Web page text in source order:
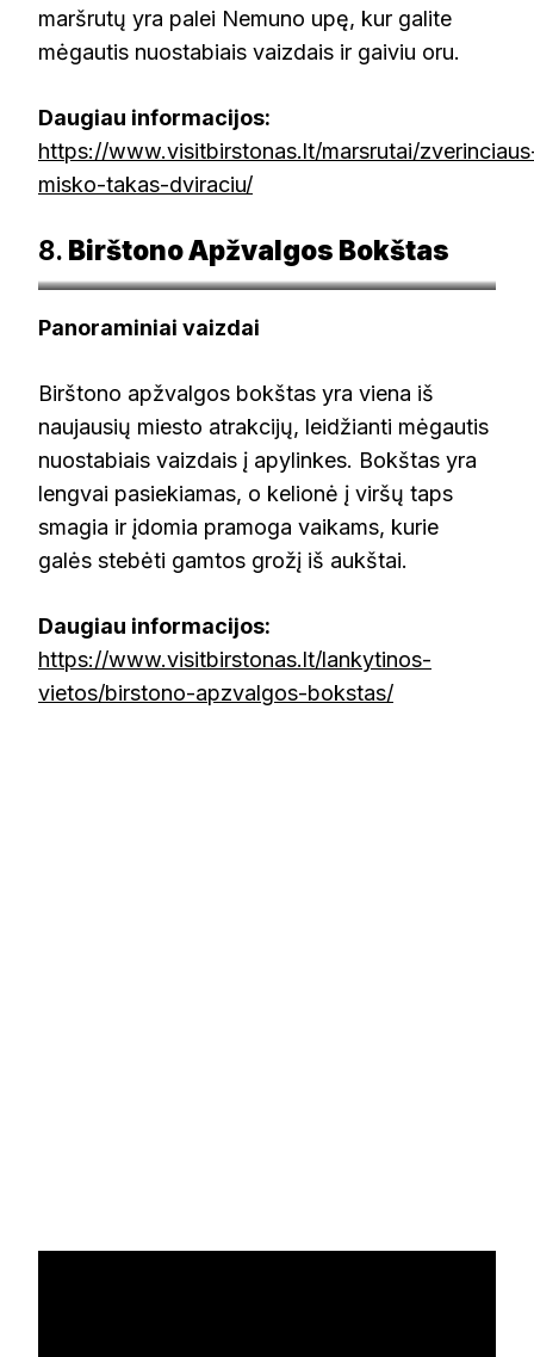
maršrutų yra palei Nemuno upę, kur galite
mėgautis nuostabiais vaizdais ir gaiviu oru.
Daugiau informacijos:
https://www.visitbirstonas.lt/marsrutai/
misko-takas-dviraciu/
8. Birštono Apžvalgos Bokštas
Panoraminiai vaizdai
Birštono apžvalgos bokštas yra viena iš
naujausių miesto atrakcijų, leidžianti mėgautis
nuostabiais vaizdais į apylinkes. Bokštas yra
lengvai pasiekiamas, o kelionė į viršų taps
smagia ir įdomia pramoga vaikams, kurie
galės stebėti gamtos grožį iš aukštai.
Daugiau informacijos:
https://www.visitbirstonas.lt/lankytinos-
vietos/birstono-apzvalgos-bokstas/